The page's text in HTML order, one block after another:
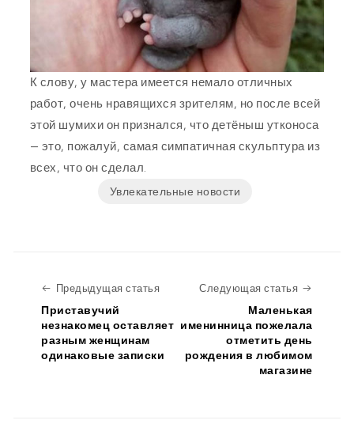
К слову, у мастера имеется немало отличных
работ, очень нравящихся зрителям, но после всей
этой шумихи он признался, что детёныш утконоса
— это, пожалуй, самая симпатичная скульптура из
всех, что он сделал.
Увлекательные новости
Предыдущая статьяПредыдущая статья
Приставучий
незнакомец оставляет
разным женщинам
одинаковые записки
Следующая статья
Маленькая
именинница пожелала
отметить день
рождения в любимом
магазине